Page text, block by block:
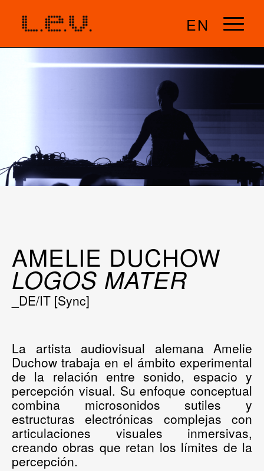
EN
AMELIE DUCHOW
LOGOS MATER
_DE/IT [Sync]
La artista audiovisual alemana Amelie
Duchow trabaja en el ámbito experimental
de la relación entre sonido, espacio y
percepción visual. Su enfoque conceptual
combina microsonidos sutiles y
estructuras electrónicas complejas con
articulaciones visuales inmersivas,
creando obras que retan los límites de la
percepción.